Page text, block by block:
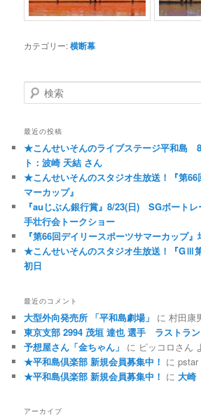
カテゴリー:横断幕
検索
最近の投稿
★こんせいそんのライブステージ平和島
ト：波崎 天結 さん
★こんせいそんのスタジオ生放送！『第66
マーカップ』
『auじぶん銀行賞』8/23(日) SGボート
手壮行会トークショー
『第66回デイリースポーツサマーカップ
★こんせいそんのスタジオ生放送！『GⅢ
初日
最近のコメント
大型外向発売所 「平和島劇場」 に村田康
東京支部 2994 茂垣 達也 選手 ラストラン
予想屋さん「金ちゃん」
に ピッコロさん
★平和島倶楽部 新規会員募集中！ にpstar
★平和島倶楽部 新規会員募集中！ に大
アーカイブ